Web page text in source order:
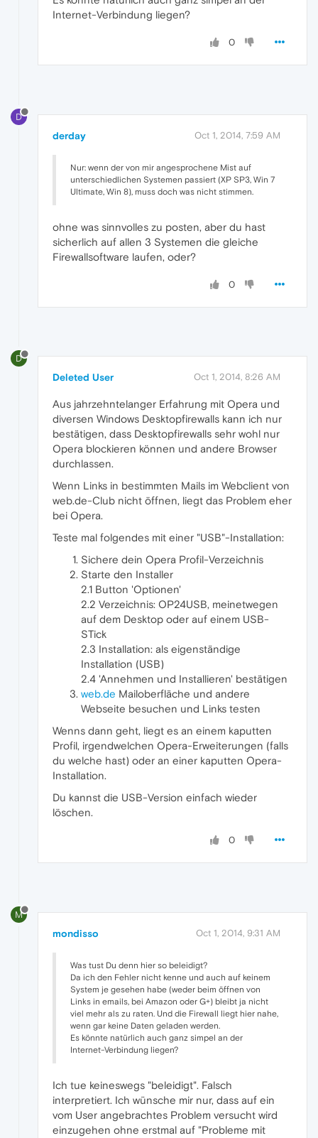
Internet-Verbindung liegen?
0
D
derday Oct 1, 2014, 7:59 AM
Nur: wenn der von mir angesprochene Mist auf
unterschiedlichen Systemen passiert (XP SP3, Win 7
Ultimate, Win 8), muss doch was nicht stimmen.
ohne was sinnvolles zu posten, aber du hast
sicherlich auf allen 3 Systemen die gleiche
Firewallsoftware laufen, oder?
0
D
Deleted User Oct 1, 2014, 8:26 AM
Aus jahrzehntelanger Erfahrung mit Opera und
diversen Windows Desktopfirewalls kann ich nur
bestätigen, dass Desktopfirewalls sehr wohl nur
Opera blockieren können und andere Browser
durchlassen.
Wenn Links in bestimmten Mails im Webclient von
web.de-Club nicht öffnen, liegt das Problem eher
bei Opera.
Teste mal folgendes mit einer "USB"-Installation:
Sichere dein Opera Profil-Verzeichnis
Starte den Installer
2.1 Button 'Optionen'
2.2 Verzeichnis: OP24USB, meinetwegen
auf dem Desktop oder auf einem USB-
STick
2.3 Installation: als eigenständige
Installation (USB)
2.4 'Annehmen und Installieren' bestätigen
web.de Mailoberfläche und andere
Webseite besuchen und Links testen
Wenns dann geht, liegt es an einem kaputten
Profil, irgendwelchen Opera-Erweiterungen (falls
du welche hast) oder an einer kaputten Opera-
Installation.
Du kannst die USB-Version einfach wieder
löschen.
0
M
mondisso Oct 1, 2014, 9:31 AM
Was tust Du denn hier so beleidigt?
Da ich den Fehler nicht kenne und auch auf keinem
System je gesehen habe (weder beim öffnen von
Links in emails, bei Amazon oder G+) bleibt ja nicht
viel mehr als zu raten. Und die Firewall liegt hier nahe,
wenn gar keine Daten geladen werden.
Es könnte natürlich auch ganz simpel an der
Internet-Verbindung liegen?
Ich tue keineswegs "beleidigt". Falsch
interpretiert. Ich wünsche mir nur, dass auf ein
vom User angebrachtes Problem versucht wird
einzugehen ohne erstmal auf "Probleme mit